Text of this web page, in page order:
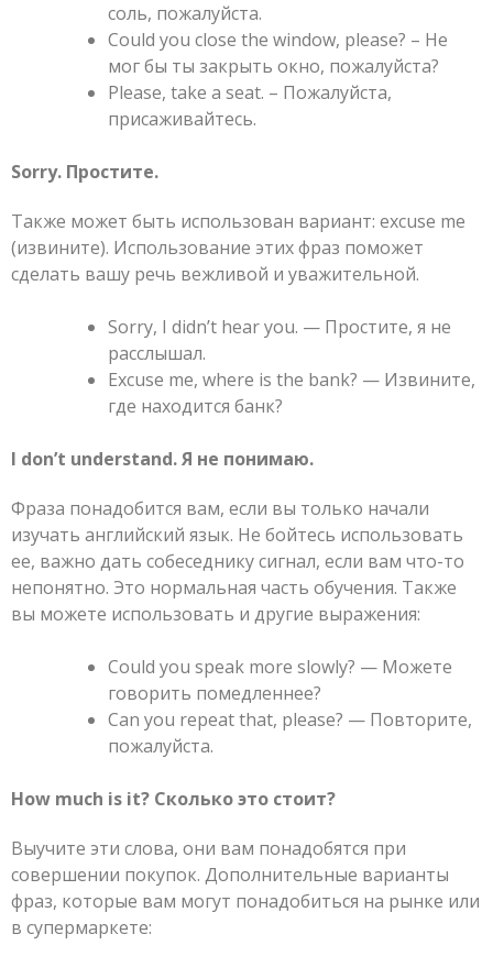
соль, пожалуйста.
Could you close the window, please? – Не
мог бы ты закрыть окно, пожалуйста?
Please, take a seat. – Пожалуйста,
присаживайтесь.
Sorry. Простите.
Также может быть использован вариант: excuse me
(извините). Использование этих фраз поможет
сделать вашу речь вежливой и уважительной.
Sorry, I didn’t hear you. — Простите, я не
расслышал.
Excuse me, where is the bank? — Извините,
где находится банк?
I don’t understand. Я не понимаю.
Фраза понадобится вам, если вы только начали
изучать английский язык. Не бойтесь использовать
ее, важно дать собеседнику сигнал, если вам что-то
непонятно. Это нормальная часть обучения. Также
вы можете использовать и другие выражения:
Could you speak more slowly? — Можете
говорить помедленнее?
Can you repeat that, please? — Повторите,
пожалуйста.
How much is it? Сколько это стоит?
Выучите эти слова, они вам понадобятся при
совершении покупок. Дополнительные варианты
фраз, которые вам могут понадобиться на рынке или
в супермаркете: